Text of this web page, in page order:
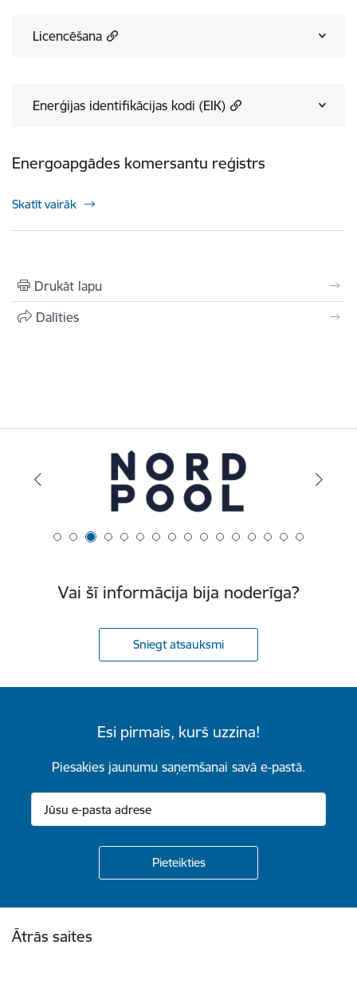
Licencēšana
Enerģijas identifikācijas kodi (EIK)
Energoapgādes komersantu reģistrs
Skatīt vairāk
Drukāt lapu
Dalīties
Vai šī informācija bija noderīga?
Sniegt atsauksmi
Esi pirmais, kurš uzzina!
Piesakies jaunumu saņemšanai savā e-pastā.
Ātrās saites